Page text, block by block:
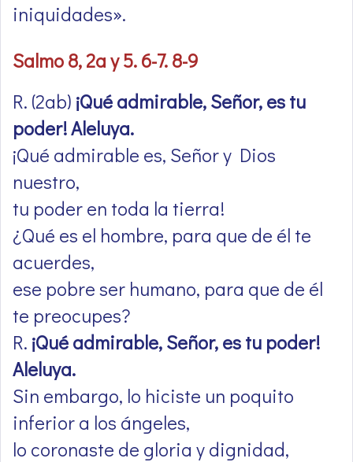
iniquidades».
Salmo 8, 2a y 5. 6-7. 8-9
R. (2ab) ¡Qué admirable, Señor, es tu
poder! Aleluya.
¡Qué admirable es, Señor y Dios
nuestro,
tu poder en toda la tierra!
¿Qué es el hombre, para que de él te
acuerdes,
ese pobre ser humano, para que de él
te preocupes?
R. ¡Qué admirable, Señor, es tu poder!
Aleluya.
Sin embargo, lo hiciste un poquito
inferior a los ángeles,
lo coronaste de gloria y dignidad,